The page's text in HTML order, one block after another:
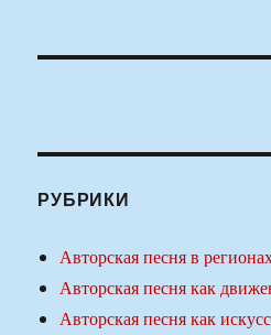
РУБРИКИ
Авторская песня в
Авторская песня как
Авторская песня как